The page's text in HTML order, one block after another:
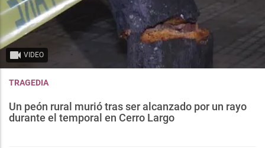
VIDEO
TRAGEDIA
Un peón rural murió tras ser alcanzado por un rayo
durante el temporal en Cerro Largo